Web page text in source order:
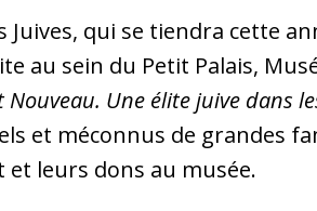
Juives, qui se tiendra cette
au sein du Petit Palais,
Nouveau. Une élite juive dans
et méconnus de grandes
leurs dons au musée.